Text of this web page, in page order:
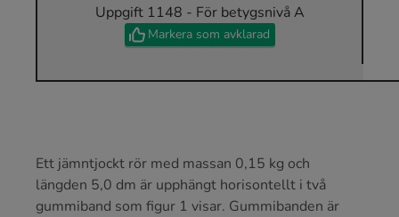
Uppgift 1148 - För betygsnivå A
Markera som avklarad
Ett jämntjockt rör med massan 0,15 kg och
längden 5,0 dm är upphängt horisontellt i två
gummiband som figur 1 visar. Gummibanden är